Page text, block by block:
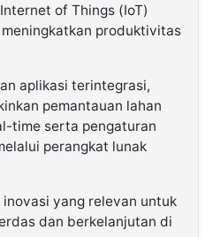
of Things (IoT)
produktivitas
aplikasi terintegrasi,
pemantauan lahan
time serta pengaturan
perangkat lunak
yang relevan untuk
dan berkelanjutan di